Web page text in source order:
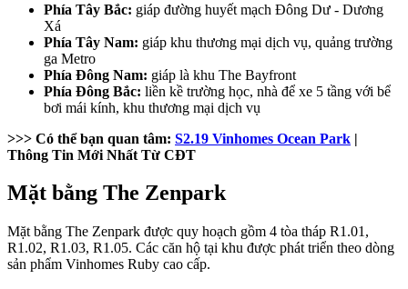
Phía Tây Bắc: giáp đường huyết mạch Đông Dư - Dương
Xá
Phía Tây Nam: giáp khu thương mại dịch vụ, quảng trường
ga Metro
Phía Đông Nam: giáp là khu The Bayfront
Phía Đông Bắc: liền kề trường học, nhà để xe 5 tầng với bể
bơi mái kính, khu thương mại dịch vụ
>>> Có thể bạn quan tâm: S2.19 Vinhomes Ocean Park |
Thông Tin Mới Nhất Từ CĐT
Mặt bằng The Zenpark
Mặt bằng The Zenpark được quy hoạch gồm 4 tòa tháp R1.01,
R1.02, R1.03, R1.05. Các căn hộ tại khu được phát triển theo dòng
sản phẩm Vinhomes Ruby cao cấp.